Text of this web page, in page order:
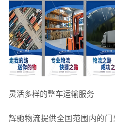
灵活多样的整车运输服务
辉驰物流提供全国范围内的